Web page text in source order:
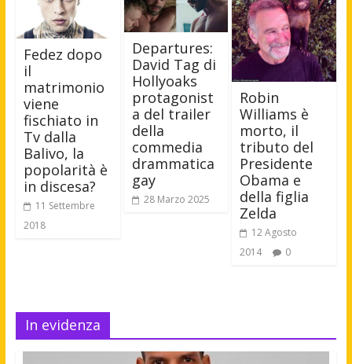
Fedez dopo
il
matrimonio
viene
fischiato in
Tv dalla
Balivo, la
popolarità è
in discesa?
11 Settembre
2018
Departures:
David Tag di
Hollyoaks
protagonist
a del trailer
della
commedia
drammatica
gay
28 Marzo 2025
Robin
Williams è
morto, il
tributo del
Presidente
Obama e
della figlia
Zelda
12 Agosto
2014
0
In evidenza